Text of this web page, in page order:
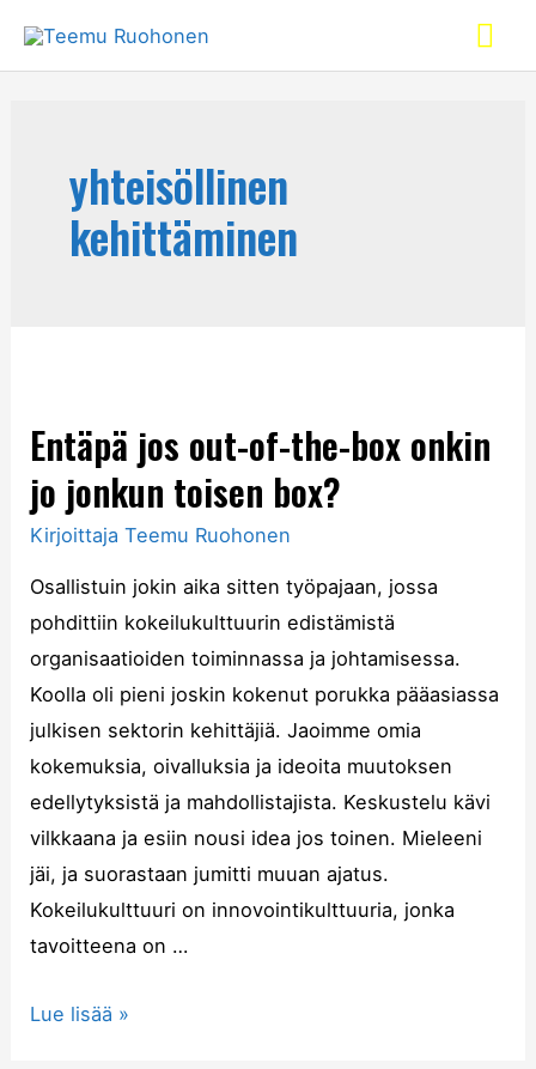
yhteisöllinen
kehittäminen
Entäpä jos out-of-the-box onkin
jo jonkun toisen box?
KirjoittajaTeemu Ruohonen
Osallistuin jokin aika sitten työpajaan, jossa
pohdittiin kokeilukulttuurin edistämistä
organisaatioiden toiminnassa ja johtamisessa.
Koolla oli pieni joskin kokenut porukka pääasiassa
julkisen sektorin kehittäjiä. Jaoimme omia
kokemuksia, oivalluksia ja ideoita muutoksen
edellytyksistä ja mahdollistajista. Keskustelu kävi
vilkkaana ja esiin nousi idea jos toinen. Mieleeni
jäi, ja suorastaan jumitti muuan ajatus.
Kokeilukulttuuri on innovointikulttuuria, jonka
tavoitteena on …
Lue lisää »